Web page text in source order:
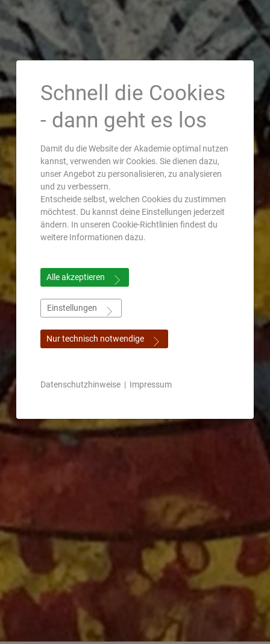
Schnell die Cookies
- dann geht es los
Damit du die Website der Akademie optimal nutzen
kannst, verwenden wir Cookies. Sie dienen dazu,
unser Angebot zu personalisieren, zu analysieren
und zu verbessern.
Entscheide selbst, welchen Cookies du zustimmen
möchtest. Du kannst deine Einstellungen jederzeit
ändern. In unseren Cookie-Richtlinien findest du
weitere Informationen dazu.
Alle akzeptieren
Einstellungen
Nur technisch notwendige
Datenschutzhinweise | Impressum